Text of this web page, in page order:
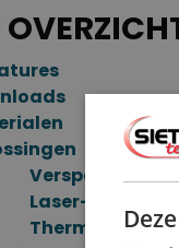
Verspanen
Laser- & PTA
Thermisch